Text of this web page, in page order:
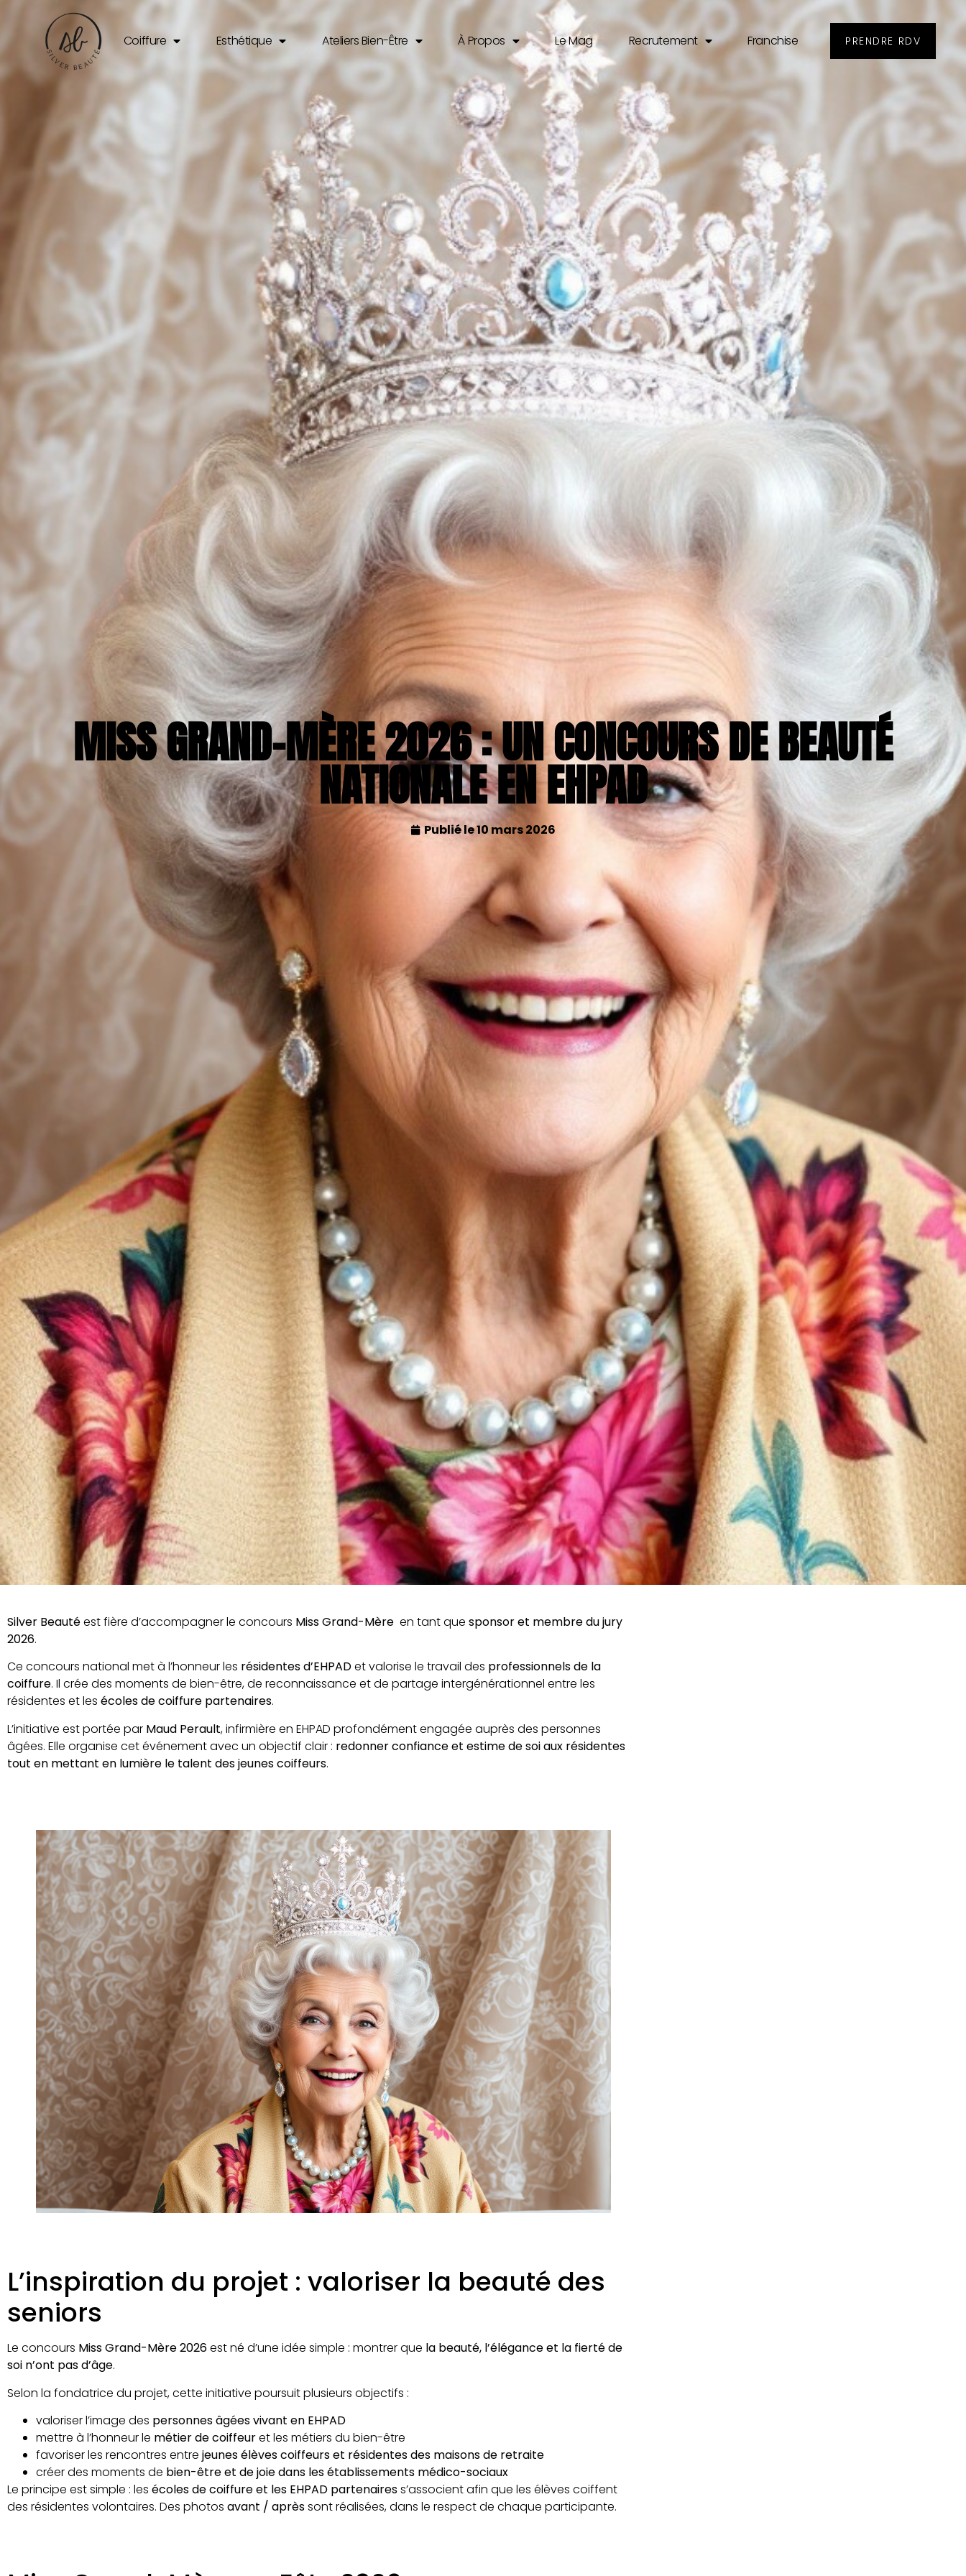
Coiffure Esthétique Ateliers Bien-Être À Propos Le Mag Recrutement Franchise PRENDRE RDV
MISS GRAND-MÈRE 2026 : UN CONCOURS DE BEAUTÉ
NATIONALE EN EHPAD
Publié le10 mars 2026
Silver Beautéest fière d’accompagner le concours Miss Grand-Mère en tant que sponsor et membre du jury
2026.
Ce concours national met à l’honneur les résidentes d’EHPADet valorise le travail des professionnels de la
coiffure. Il crée des moments de bien-être, de reconnaissance et de partage intergénérationnel entre les
résidentes et les écoles de coiffure partenaires.
L’initiative est portée par Maud Perault, infirmière en EHPAD profondément engagée auprès des personnes
âgées. Elle organise cet événement avec un objectif clair : redonner confiance et estime de soi aux résidentes
tout en mettant en lumière le talent des jeunes coiffeurs.
L’inspiration du projet : valoriser la beauté des
seniors
Le concours Miss Grand-Mère 2026est né d’une idée simple : montrer que la beauté, l’élégance et la fierté de
soi n’ont pas d’âge.
Selon la fondatrice du projet, cette initiative poursuit plusieurs objectifs :
valoriser l’image des personnes âgées vivant en EHPAD
mettre à l’honneur le métier de coiffeuret les métiers du bien-être
favoriser les rencontres entre jeunes élèves coiffeurs et résidentes des maisons de retraite
créer des moments de bien-être et de joie dans les établissements médico-sociaux
Le principe est simple : les écoles de coiffure et les EHPAD partenairess’associent afin que les élèves coiffent
des résidentes volontaires. Des photos avant / aprèssont réalisées, dans le respect de chaque participante.